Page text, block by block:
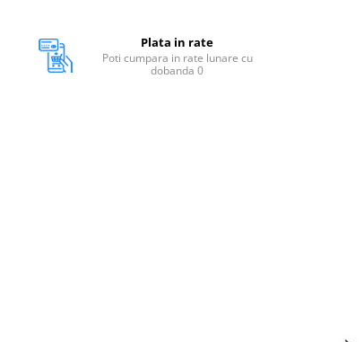
Plata in rate
Poti cumpara in rate lunare cu
dobanda 0